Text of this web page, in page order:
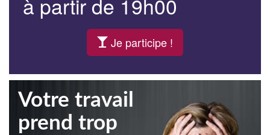
Je participe !
Votre travail
prend trop